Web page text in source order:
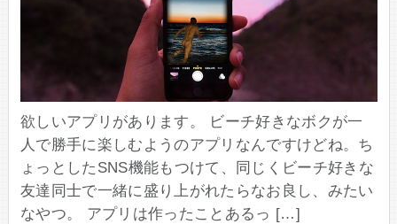
欲しいアプリがあります。 ビーチ好きなボクが一
人で勝手に楽しむようのアプリなんですけどね。ち
ょっとしたSNS機能もつけて、同じくビーチ好きな
友達同士で一緒に盛り上がれたらなお良し、みたい
なやつ。 アプリは作ったことあるっ […]